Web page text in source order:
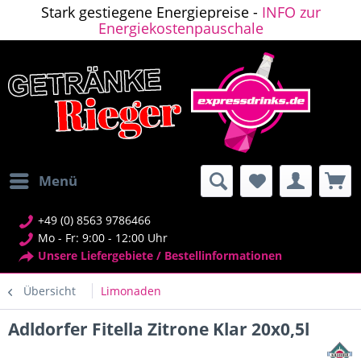
Stark gestiegene Energiepreise - INFO zur
Energiekostenpauschale
Menü
+49 (0) 8563 9786466
Mo - Fr: 9:00 - 12:00 Uhr
Unsere Liefergebiete / Bestellinformationen
Übersicht Limonaden
Adldorfer Fitella Zitrone Klar 20x0,5l